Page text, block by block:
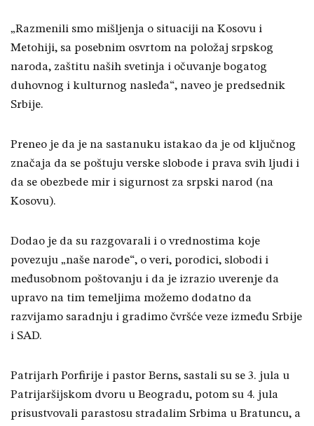
„Razmenili smo mišljenja o situaciji na Kosovu i
Metohiji, sa posebnim osvrtom na položaj srpskog
naroda, zaštitu naših svetinja i očuvanje bogatog
duhovnog i kulturnog nasleđa“, naveo je predsednik
Srbije.
Preneo je da je na sastanuku istakao da je od ključnog
značaja da se poštuju verske slobode i prava svih ljudi i
da se obezbede mir i sigurnost za srpski narod (na
Kosovu).
Dodao je da su razgovarali i o vrednostima koje
povezuju „naše narode“, o veri, porodici, slobodi i
međusobnom poštovanju i da je izrazio uverenje da
upravo na tim temeljima možemo dodatno da
razvijamo saradnju i gradimo čvršće veze između Srbije
i SAD.
Patrijarh Porfirije i pastor Berns, sastali su se 3. jula u
Patrijaršijskom dvoru u Beogradu, potom su 4. jula
prisustvovali parastosu stradalim Srbima u Bratuncu, a